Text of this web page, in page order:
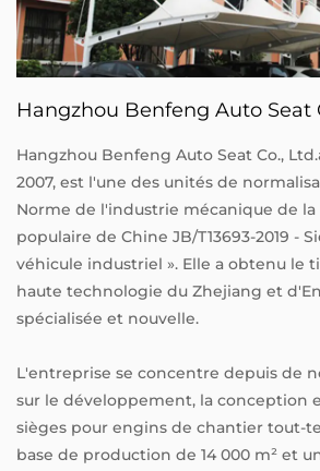
Hangzhou Benfeng Auto Seat
Hangzhou Benfeng Auto Seat Co.,
2007, est l'une des unités de
Norme de l'industrie mécanique de la
populaire de Chine JB/T13693-2019 -
véhicule industriel ». Elle a obtenu le
haute technologie du Zhejiang et
spécialisée et nouvelle.
L'entreprise se concentre depuis de
sur le développement, la conception
sièges pour engins de chantier tout-
base de production de 14 000 m² et